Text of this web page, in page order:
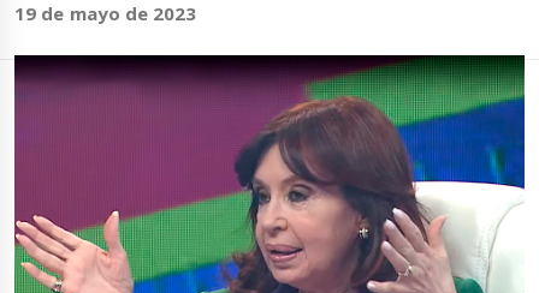
19 de mayo de 2023